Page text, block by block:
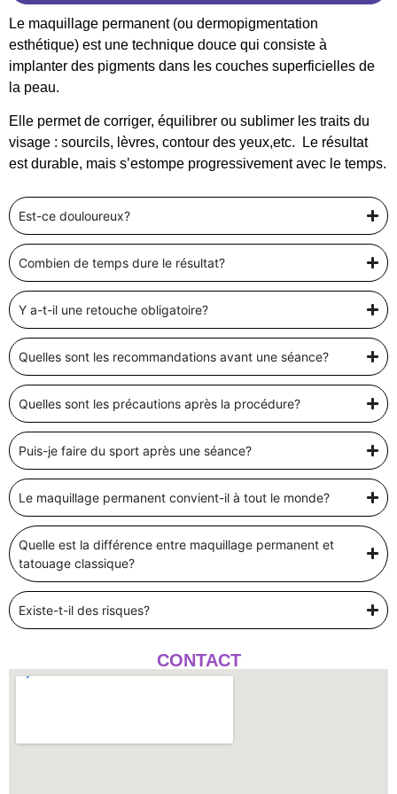
Le maquillage permanent (ou dermopigmentation
esthétique) est une technique douce qui consiste à
implanter des pigments dans les couches superficielles de
la peau.
Elle permet de corriger, équilibrer ou sublimer les traits du
visage : sourcils, lèvres, contour des yeux,etc. Le résultat
est durable, mais s’estompe progressivement avec le temps.
Est-ce douloureux?
Combien de temps dure le résultat?
Y a-t-il une retouche obligatoire?
Quelles sont les recommandations avant une séance?
Quelles sont les précautions après la procédure?
Puis-je faire du sport après une séance?
Le maquillage permanent convient-il à tout le monde?
Quelle est la différence entre maquillage permanent et
tatouage classique?
Existe-t-il des risques?
CONTACT